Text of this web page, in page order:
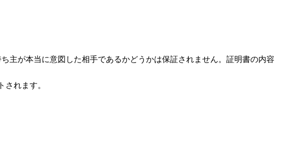
主が本当に意図した相手であるかどうかは保証されません。証明書の内容
れます。